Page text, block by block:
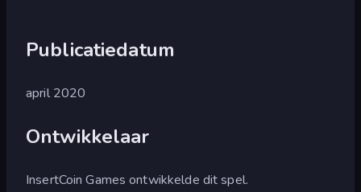
Publicatiedatum
april 2020
Ontwikkelaar
InsertCoin Games ontwikkelde dit spel.